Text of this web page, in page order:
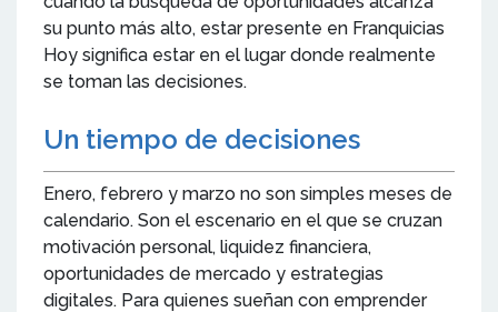
su punto más alto, estar presente en Franquicias
Hoy significa estar en el lugar donde realmente
se toman las decisiones.
Un tiempo de decisiones
Enero, febrero y marzo no son simples meses de
calendario. Son el escenario en el que se cruzan
motivación personal, liquidez financiera,
oportunidades de mercado y estrategias
digitales. Para quienes sueñan con emprender